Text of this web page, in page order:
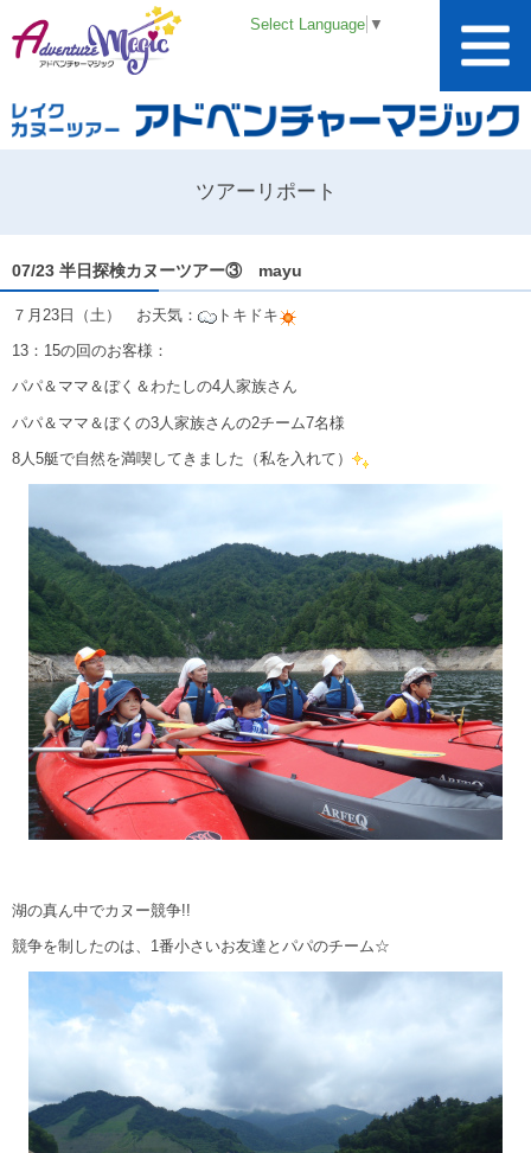
Select Language ▼
ツアーリポート
07/23 半日探検カヌーツアー③ mayu
７月23日（土） お天気： トキドキ
13：15の回のお客様：
パパ＆ママ＆ぼく＆わたしの4人家族さん
パパ＆ママ＆ぼくの3人家族さんの2チーム7名様
8人5艇で自然を満喫してきました（私を入れて）
湖の真ん中でカヌー競争!!
競争を制したのは、1番小さいお友達とパパのチーム☆